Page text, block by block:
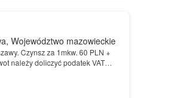
Województwo mazowieckie
Czynsz za 1mkw. 60 PLN +
należy doliczyć podatek VAT